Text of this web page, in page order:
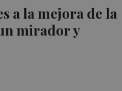
a la mejora de la
mirador y